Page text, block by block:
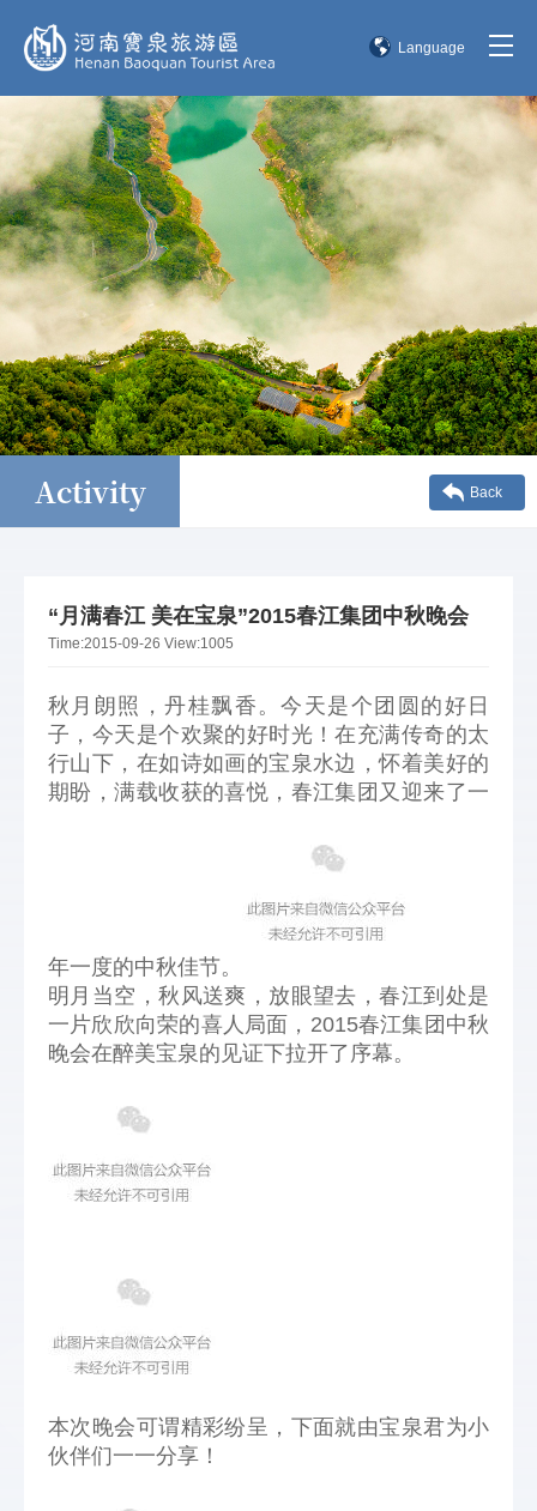
Language
English
한국어
日本語
Activity Back
“月满春江 美在宝泉”2015春江集团中秋晚会
Time:2015-09-26 View:1005
秋月朗照，丹桂飘香。今天是个团圆的好日
子，今天是个欢聚的好时光！在充满传奇的太
行山下，在如诗如画的宝泉水边，怀着美好的
期盼，满载收获的喜悦，春江集团又迎来了一
年一度的中秋佳节。
明月当空，秋风送爽，放眼望去，春江到处是
一片欣欣向荣的喜人局面，2015春江集团中秋
晚会在醉美宝泉的见证下拉开了序幕。
本次晚会可谓精彩纷呈，下面就由宝泉君为小
伙伴们一一分享！